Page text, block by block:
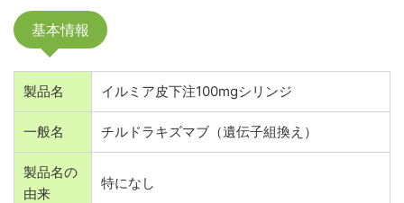
基本情報
製品名 イルミア皮下注100mgシリンジ
一般名 チルドラキズマブ（遺伝子組換え）
製品名の
由来
特になし